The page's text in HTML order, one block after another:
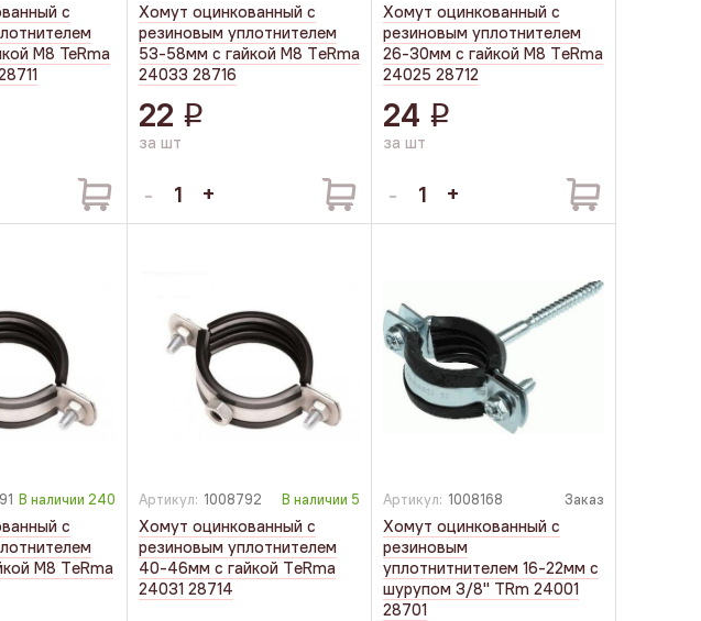
с
М8 TeRma
Хомут оцинкованный с
резиновым уплотнителем
53-58мм с гайкой М8 TеRmа
24033 28716
22 q
за шт
Хомут оцинкованный с
резиновым уплотнителем
26-30мм с гайкой М8 TеRmа
24025 28712
24 q
за шт
В наличии 240
с
М8 TеRmа
Артикул: 1008792 В наличии 5
Хомут оцинкованный с
резиновым уплотнителем
40-46мм с гайкой TеRmа
24031 28714
Артикул: 1008168 Заказ
Хомут оцинкованный с
резиновым
уплотнитнителем 16-22мм с
шурупом 3/8" TRm 24001
28701